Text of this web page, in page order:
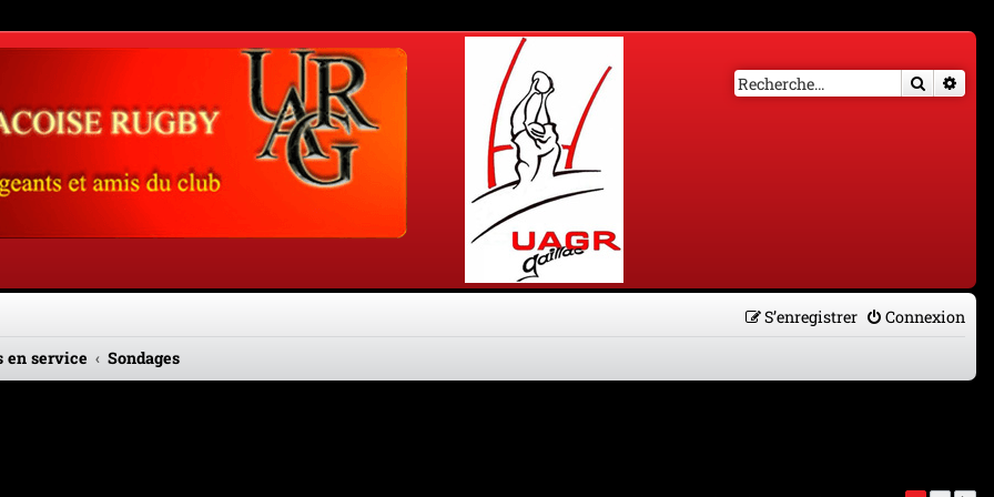
Connexion
S’enregistrer
en service Sondages